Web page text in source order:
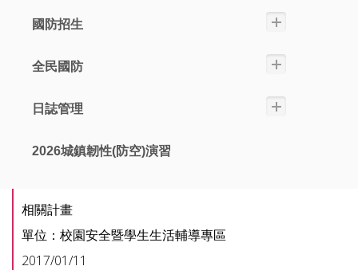
國防招生
全民國防
日誌管理
2026城鎮韌性(防空)演習
相關計畫
單位：校園安全暨學生生活輔導專區
2017/01/11